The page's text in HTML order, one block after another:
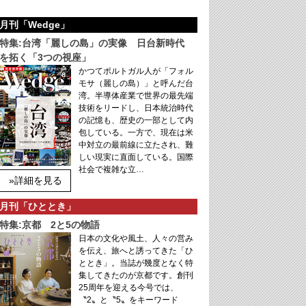
月刊「Wedge」
特集:台湾「麗しの島」の実像 日台新時代
を拓く「3つの視座」
»詳細を見る
かつてポルトガル人が「フォル
モサ（麗しの島）」と呼んだ台
湾。半導体産業で世界の最先端
技術をリードし、日本統治時代
の記憶も、歴史の一部として内
包している。一方で、現在は米
中対立の最前線に立たされ、難
しい現実に直面している。国際
社会で複雑な立…
月刊「ひととき」
特集:京都 2と5の物語
日本の文化や風土、人々の営み
を伝え、旅へと誘ってきた「ひ
ととき」。当誌が幾度となく特
集してきたのが京都です。創刊
25周年を迎える今号では、
〝2〟と〝5〟をキーワード